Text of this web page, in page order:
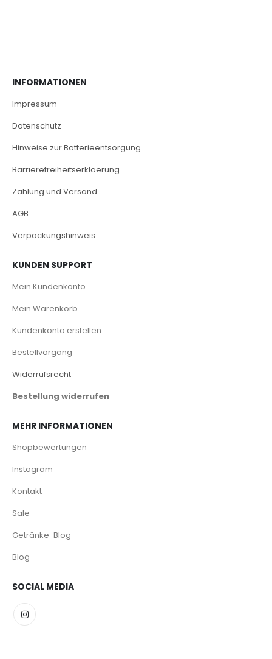
INFORMATIONEN
Impressum
Datenschutz
Hinweise zur Batterieentsorgung
Barrierefreiheitserklaerung
Zahlung und Versand
AGB
Verpackungshinweis
KUNDEN SUPPORT
Mein Kundenkonto
Mein Warenkorb
Kundenkonto erstellen
Bestellvorgang
Widerrufsrecht
Bestellung widerrufen
MEHR INFORMATIONEN
Shopbewertungen
Instagram
Kontakt
Sale
Getränke-Blog
Blog
SOCIAL MEDIA